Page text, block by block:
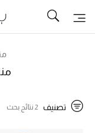
ما
تصنيف 2 نتائج بحث